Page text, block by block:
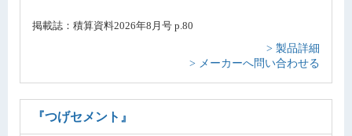
掲載誌：積算資料2026年8月号 p.80
> 製品詳細
> メーカーへ問い合わせる
『つげセメント』